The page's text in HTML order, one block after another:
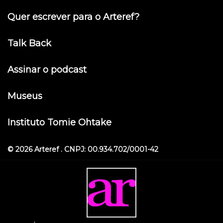
Quer escrever para o Arteref?
Talk Back
Assinar o podcast
Museus
Instituto Tomie Ohtake
© 2026 Arteref . CNPJ: 00.934.702/0001-42